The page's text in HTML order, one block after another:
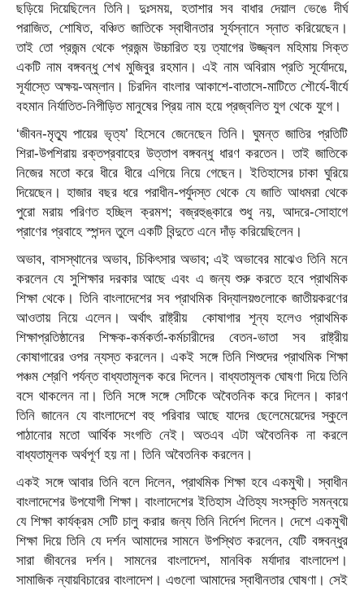
ছড়িয়ে দিয়েছিলেন তিনি। দুঃসময়, হতাশার সব বাধার দেয়াল ভেঙে দীর্ঘ
পরাজিত, শোষিত, বঞ্চিত জাতিকে স্বাধীনতার সূর্যস্নানে স্নাত করিয়েছেন।
তাই তো প্রজন্ম থেকে প্রজন্ম উচ্চারিত হয় ত্যাগের উজ্জ্বল মহিমায় সিক্ত
একটি নাম বঙ্গবন্ধু শেখ মুজিবুর রহমান। এই নাম অবিরাম প্রতি সূর্যোদয়ে,
সূর্যাস্তে অক্ষয়-অম্লান। চিরদিন বাংলার আকাশে-বাতাসে-মাটিতে শৌর্যে-বীর্যে
বহমান নির্যাতিত-নিপীড়িত মানুষের প্রিয় নাম হয়ে প্রজ্বলিত যুগ থেকে যুগে।
‘জীবন-মৃত্যু পায়ের ভৃত্য’ হিসেবে জেনেছেন তিনি। ঘুমন্ত জাতির প্রতিটি
শিরা-উপশিরায় রক্তপ্রবাহের উত্তাপ বঙ্গবন্ধু ধারণ করতেন। তাই জাতিকে
নিজের মতো করে ধীরে ধীরে এগিয়ে নিয়ে গেছেন। ইতিহাসের চাকা ঘুরিয়ে
দিয়েছেন। হাজার বছর ধরে পরাধীন-পর্যুদস্ত থেকে যে জাতি আধমরা থেকে
পুরো মরায় পরিণত হচ্ছিল ক্রমশ; বজ্রহুঙ্কারে শুধু নয়, আদরে-সোহাগে
প্রাণের প্রবাহে স্পন্দন তুলে একটি বিন্দুতে এনে দাঁড় করিয়েছিলেন।
অভাব, বাসস্থানের অভাব, চিকিৎসার অভাব; এই অভাবের মাঝেও তিনি মনে
করলেন যে সুশিক্ষার দরকার আছে এবং এ জন্য শুরু করতে হবে প্রাথমিক
শিক্ষা থেকে। তিনি বাংলাদেশের সব প্রাথমিক বিদ্যালয়গুলোকে জাতীয়করণের
আওতায় নিয়ে এলেন। অর্থাৎ রাষ্ট্রীয় কোষাগার শূন্য হলেও প্রাথমিক
শিক্ষাপ্রতিষ্ঠানের শিক্ষক-কর্মকর্তা-কর্মচারীদের বেতন-ভাতা সব রাষ্ট্রীয়
কোষাগারের ওপর ন্যস্ত করলেন। একই সঙ্গে তিনি শিশুদের প্রাথমিক শিক্ষা
পঞ্চম শ্রেণি পর্যন্ত বাধ্যতামূলক করে দিলেন। বাধ্যতামূলক ঘোষণা দিয়ে তিনি
বসে থাকলেন না। তিনি সঙ্গে সঙ্গে সেটিকে অবৈতনিক করে দিলেন। কারণ
তিনি জানেন যে বাংলাদেশে বহু পরিবার আছে যাদের ছেলেমেয়েদের স্কুলে
পাঠানোর মতো আর্থিক সংগতি নেই। অতএব এটা অবৈতনিক না করলে
বাধ্যতামূলক অর্থপূর্ণ হয় না। তিনি অবৈতনিক করলেন।
একই সঙ্গে আবার তিনি বলে দিলেন, প্রাথমিক শিক্ষা হবে একমুখী। স্বাধীন
বাংলাদেশের উপযোগী শিক্ষা। বাংলাদেশের ইতিহাস ঐতিহ্য সংস্কৃতি সমন্বয়ে
যে শিক্ষা কার্যক্রম সেটি চালু করার জন্য তিনি নির্দেশ দিলেন। দেশে একমুখী
শিক্ষা দিয়ে তিনি যে দর্শন আমাদের সামনে উপস্থিত করলেন, যেটি বঙ্গবন্ধুর
সারা জীবনের দর্শন। সামনের বাংলাদেশ, মানবিক মর্যাদার বাংলাদেশ।
সামাজিক ন্যায়বিচারের বাংলাদেশ। এগুলো আমাদের স্বাধীনতার ঘোষণা। সেই